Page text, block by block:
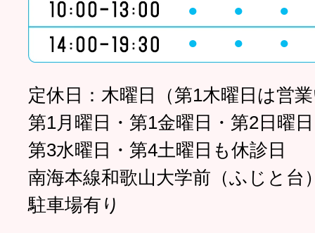
● ●
●
●
● ●
定休日：木曜日（第1木曜日は営
第1月曜日・第1金曜日・第2日曜
第3水曜日・第4土曜日も休診日
南海本線和歌山大学前（ふじと台
駐車場有り